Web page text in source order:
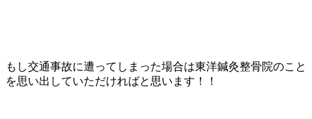
もし交通事故に遭ってしまった場合は東洋鍼灸整骨院のこと
を思い出していただければと思います！！